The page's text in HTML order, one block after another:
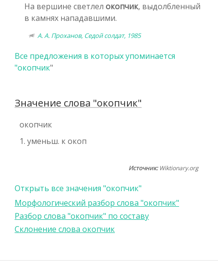
На вершине светлел окопчик, выдолбленный
в камнях нападавшими.
А. А. Проханов, Седой солдат, 1985
Все предложения в которых упоминается
"окопчик"
Значение слова "окопчик"
окопчик
1. уменьш. к окоп
Источник:Wiktionary.org
Открыть все значения "окопчик"
Морфологический разбор слова "окопчик"
Разбор слова "окопчик" по составу
Склонение слова окопчик